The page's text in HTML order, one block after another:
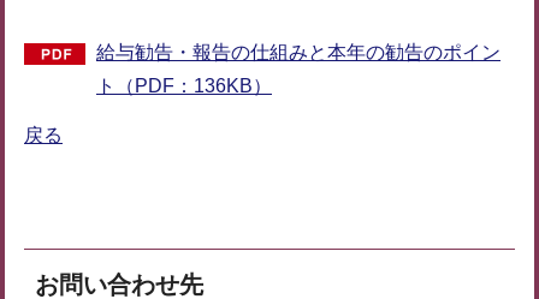
給与勧告・報告の仕組みと本年の勧告のポイン
ト（PDF：136KB）
戻る
お問い合わせ先